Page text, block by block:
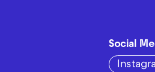
Social